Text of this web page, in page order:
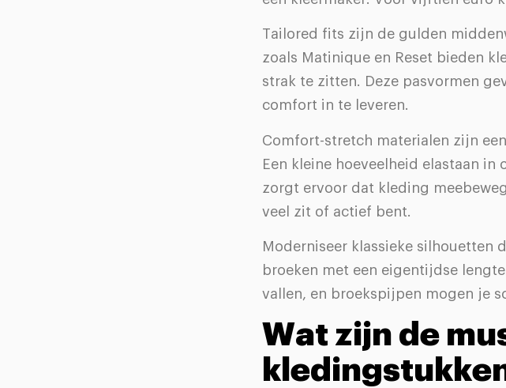
Tailored fits zijn de gulden
zoals Matinique en Reset bieden
strak te zitten. Deze pasvormen
comfort in te leveren.
Comfort-stretch materialen zijn
Een kleine hoeveelheid elastaan in
zorgt ervoor dat kleding
veel zit of actief bent.
Moderniseer klassieke silhouetten
broeken met een eigentijdse
vallen, en broekspijpen mogen je
Wat zijn de